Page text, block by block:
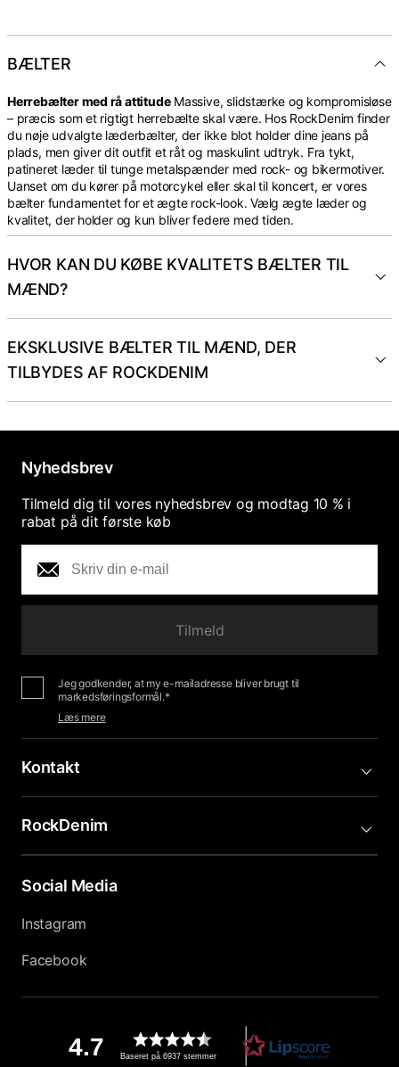
BÆLTER
Herrebælter med rå attitudeMassive, slidstærke og kompromisløse
– præcis som et rigtigt herrebælte skal være. Hos RockDenim finder
du nøje udvalgte læderbælter, der ikke blot holder dine jeans på
plads, men giver dit outfit et råt og maskulint udtryk. Fra tykt,
patineret læder til tunge metalspænder med rock- og bikermotiver.
Uanset om du kører på motorcykel eller skal til koncert, er vores
bælter fundamentet for et ægte rock-look. Vælg ægte læder og
kvalitet, der holder og kun bliver federe med tiden.
HVOR KAN DU KØBE KVALITETS BÆLTER TIL
MÆND?
EKSKLUSIVE BÆLTER TIL MÆND, DER
TILBYDES AF ROCKDENIM
Nyhedsbrev
Tilmeld dig til vores nyhedsbrev og modtag 10 % i
rabat på dit første køb
Tilmeld
Jeg godkender, at my e-mailadresse bliver brugt til
markedsføringsformål.*
Læs mere
Kontakt
RockDenim
Social Media
Instagram
Facebook
4.7 Baseret på 6937 stemmer